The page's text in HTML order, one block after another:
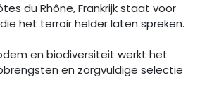
du Rhône, Frankrijk staat voor
het terroir helder laten spreken.
en biodiversiteit werkt het
en zorgvuldige selectie